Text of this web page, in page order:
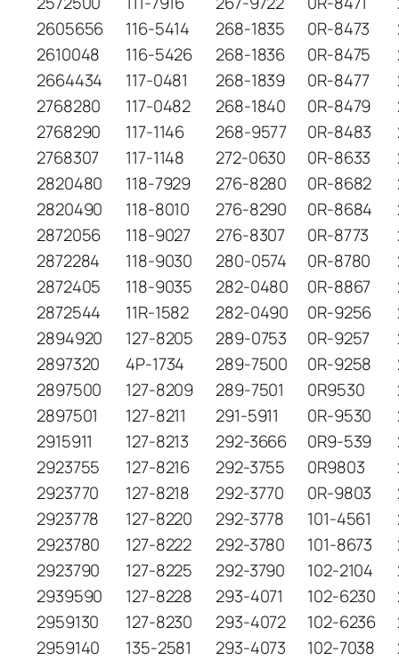
2605656
116-5414 268-1835 0R-8473
2610048
116-5426 268-1836 0R-8475
2664434
117-0481 268-1839 0R-8477
2768280
117-0482 268-1840 0R-8479
2768290
117-1146 268-9577 0R-8483
2768307
117-1148 272-0630 0R-8633
2820480
118-7929 276-8280 0R-8682
2820490
118-8010 276-8290 0R-8684
2872056
118-9027 276-8307 0R-8773
2872284
118-9030 280-0574 0R-8780
2872405
118-9035 282-0480 0R-8867
2872544
11R-1582 282-0490 0R-9256
2894920
127-8205 289-0753 0R-9257
2897320
4P-1734 289-7500 0R-9258
2897500
127-8209 289-7501 0R9530
2897501
127-8211 291-5911 0R-9530
2915911
127-8213 292-3666 0R9-539
2923755
127-8216 292-3755 0R9803
2923770
127-8218 292-3770 0R-9803
2923778
127-8220 292-3778 101-4561
2923780
127-8222 292-3780 101-8673
2923790
127-8225 292-3790 102-2104
2939590
127-8228 293-4071 102-6230
2959130
127-8230 293-4072 102-6236
2959140
135-2581 293-4073 102-7038